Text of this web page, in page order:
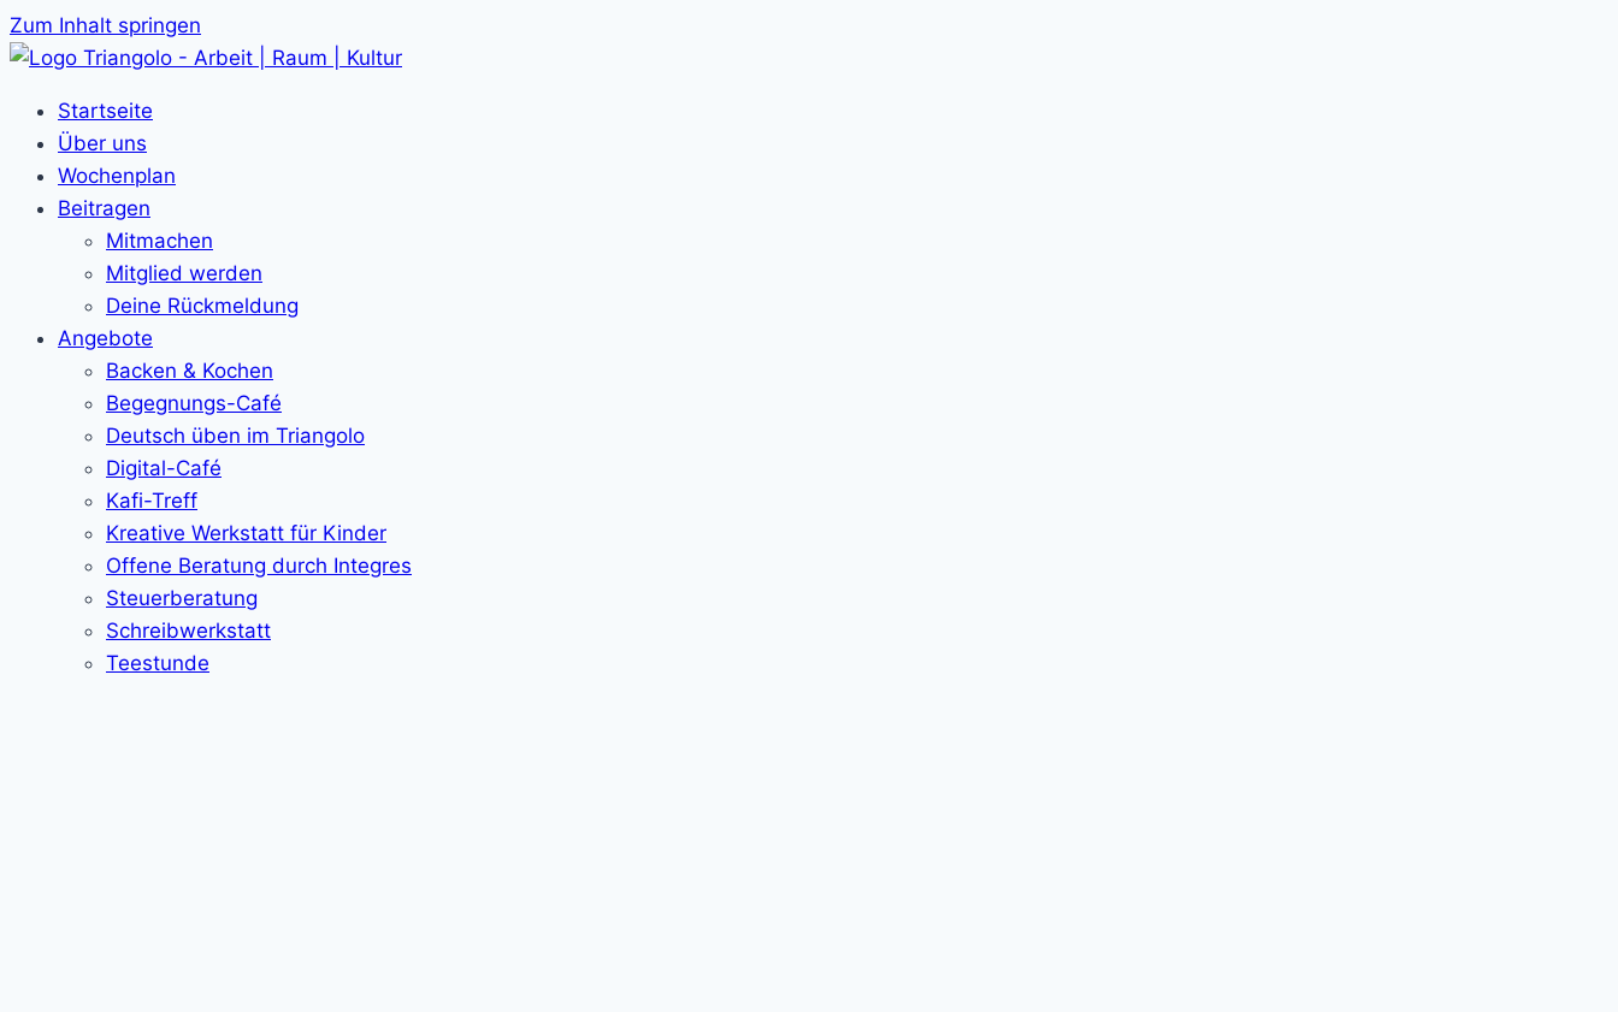
Zum Inhalt springen
Startseite
Über uns
Wochenplan
Beitragen
Mitmachen
Mitglied werden
Deine Rückmeldung
Angebote
Backen & Kochen
Begegnungs-Café
Deutsch üben im Triangolo
Digital-Café
Kafi-Treff
Kreative Werkstatt für Kinder
Offene Beratung durch Integres
Steuerberatung
Schreibwerkstatt
Teestunde